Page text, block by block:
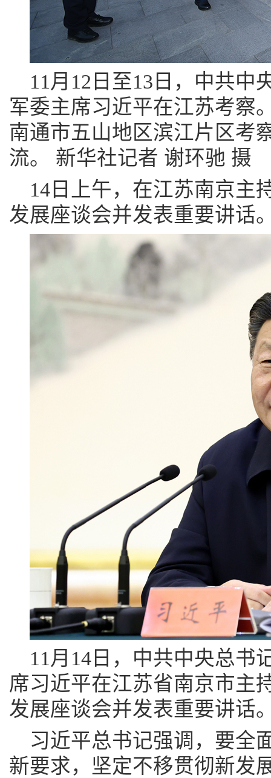
11月12日至13日，中共中
军委主席习近平在江苏考察
南通市五山地区滨江片区考
流。 新华社记者 谢环驰 摄
14日上午，在江苏南京主
发展座谈会并发表重要讲话
11月14日，中共中央总书
席习近平在江苏省南京市主
发展座谈会并发表重要讲话
习近平总书记强调，要全
新要求，坚定不移贯彻新发